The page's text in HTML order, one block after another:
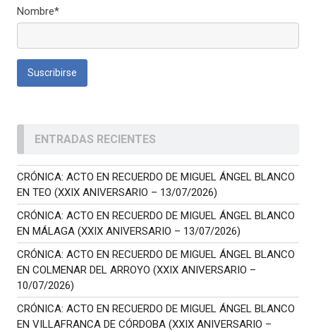
Nombre*
ENTRADAS RECIENTES
CRÓNICA: ACTO EN RECUERDO DE MIGUEL ÁNGEL BLANCO
EN TEO (XXIX ANIVERSARIO – 13/07/2026)
CRÓNICA: ACTO EN RECUERDO DE MIGUEL ÁNGEL BLANCO
EN MÁLAGA (XXIX ANIVERSARIO – 13/07/2026)
CRÓNICA: ACTO EN RECUERDO DE MIGUEL ÁNGEL BLANCO
EN COLMENAR DEL ARROYO (XXIX ANIVERSARIO –
10/07/2026)
CRÓNICA: ACTO EN RECUERDO DE MIGUEL ÁNGEL BLANCO
EN VILLAFRANCA DE CÓRDOBA (XXIX ANIVERSARIO –